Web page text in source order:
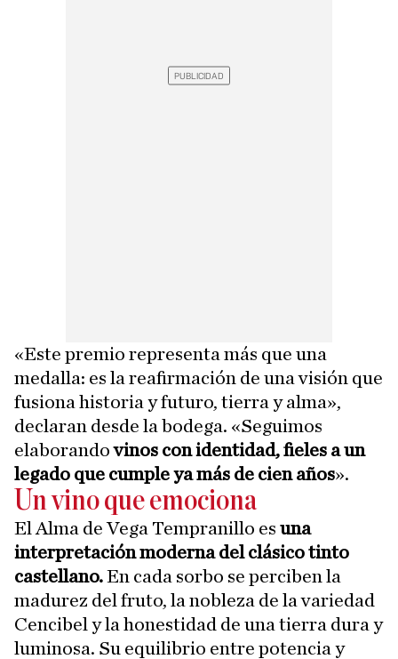
«Este premio representa más que una
medalla: es la reafirmación de una visión que
fusiona historia y futuro, tierra y alma»,
declaran desde la bodega. «Seguimos
elaborandovinos con identidad, fieles a un
legado que cumple ya más de cien años».
Un vino que emociona
El Alma de Vega Tempranillo es una
interpretación moderna del clásico tinto
castellano.En cada sorbo se perciben la
madurez del fruto, la nobleza de la variedad
Cencibel y la honestidad de una tierra dura y
luminosa. Su equilibrio entre potencia y